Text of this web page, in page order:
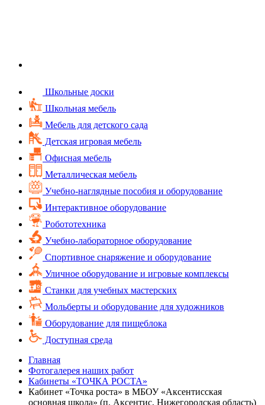
Школьные доски
Школьная мебель
Мебель для детского сада
Детская игровая мебель
Офисная мебель
Металлическая мебель
Учебно-наглядные пособия и оборудование
Интерактивное оборудование
Робототехника
Учебно-лабораторное оборудование
Спортивное снаряжение и оборудование
Уличное оборудование и игровые комплексы
Cтанки для учебных мастерских
Мольберты и оборудование для художников
Оборудование для пищеблока
Доступная среда
Главная
Фотогалерея наших работ
Кабинеты «ТОЧКА РОСТА»
Кабинет «Точка роста» в МБОУ «Аксентисская
основная школа» (п. Аксентис, Нижегородская область)